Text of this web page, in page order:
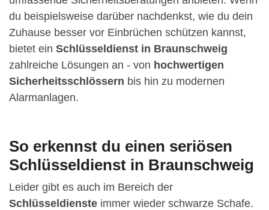
du beispielsweise darüber nachdenkst, wie du dein
Zuhause besser vor Einbrüchen schützen kannst,
bietet ein Schlüsseldienst in Braunschweig
zahlreiche Lösungen an - von hochwertigen
Sicherheitsschlössern bis hin zu modernen
Alarmanlagen.
So erkennst du einen seriösen
Schlüsseldienst in Braunschweig
Leider gibt es auch im Bereich der
Schlüsseldienste immer wieder schwarze Schafe.